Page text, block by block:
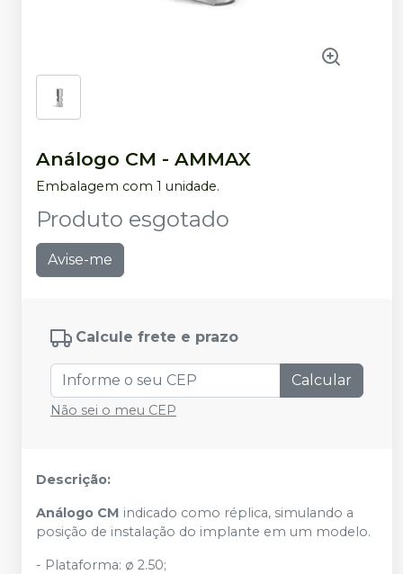
Análogo CM - AMMAX
Embalagem com 1 unidade.
Produto esgotado
Avise-me
Calcule frete e prazo
Calcular
Não sei o meu CEP
Descrição:
Análogo CM indicado como réplica, simulando a
posição de instalação do implante em um modelo.
- Plataforma: ø 2.50;